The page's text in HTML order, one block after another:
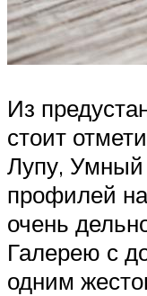
Из
стоит
Лупу, Умный
профилей
очень
Галерею с
одним